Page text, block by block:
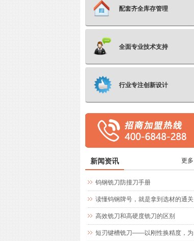
配套齐全库存管理
全面专业技术支持
行业专注创新设计
新闻资讯 更多
钨钢铣刀防撞刀手册
读懂钨钢牌号，就是拿到选材的通关
文牒
高效铣刀和高硬度铣刀的区别
短刃键槽铣刀——以刚性换精度，为